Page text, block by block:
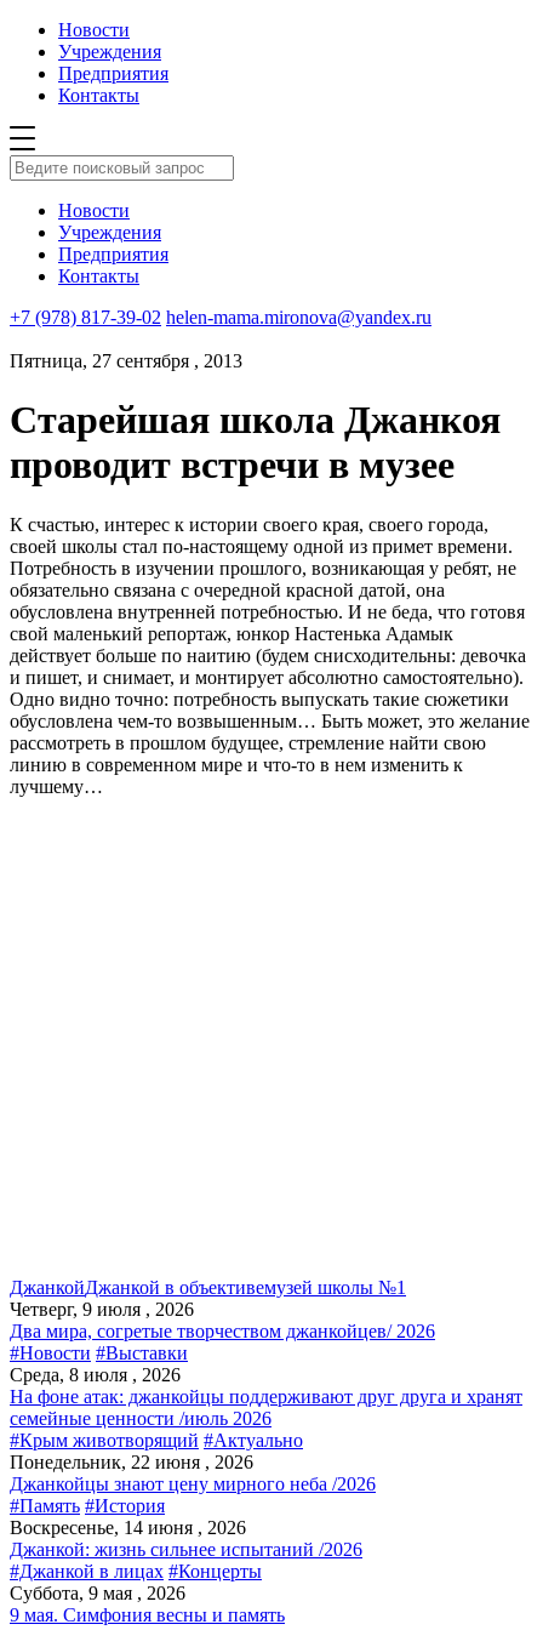
Новости
Учреждения
Предприятия
Контакты
Новости
Учреждения
Предприятия
Контакты
+7 (978) 817-39-02 helen-mama.mironova@yandex.ru
Пятница, 27 сентября , 2013
Старейшая школа Джанкоя
проводит встречи в музее
К счастью, интерес к истории своего края, своего города,
своей школы стал по-настоящему одной из примет времени.
Потребность в изучении прошлого, возникающая у ребят, не
обязательно связана с очередной красной датой, она
обусловлена внутренней потребностью. И не беда, что готовя
свой маленький репортаж, юнкор Настенька Адамык
действует больше по наитию (будем снисходительны: девочка
и пишет, и снимает, и монтирует абсолютно самостоятельно).
Одно видно точно: потребность выпускать такие сюжетики
обусловлена чем-то возвышенным… Быть может, это желание
рассмотреть в прошлом будущее, стремление найти свою
линию в современном мире и что-то в нем изменить к
лучшему…
ДжанкойДжанкой в объективемузей школы №1
Четверг, 9 июля , 2026
Два мира, согретые творчеством джанкойцев/ 2026
#Новости #Выставки
Среда, 8 июля , 2026
На фоне атак: джанкойцы поддерживают друг друга и хранят
семейные ценности /июль 2026
#Крым животворящий #Актуально
Понедельник, 22 июня , 2026
Джанкойцы знают цену мирного неба /2026
#Память #История
Воскресенье, 14 июня , 2026
Джанкой: жизнь сильнее испытаний /2026
#Джанкой в лицах #Концерты
Суббота, 9 мая , 2026
9 мая. Симфония весны и память